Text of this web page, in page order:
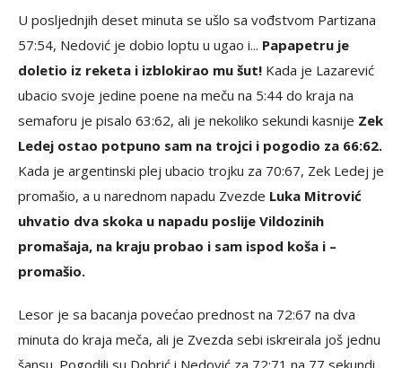
U posljednjih deset minuta se ušlo sa vođstvom Partizana
57:54, Nedović je dobio loptu u ugao i... Papapetru je
doletio iz reketa i izblokirao mu šut! Kada je Lazarević
ubacio svoje jedine poene na meču na 5:44 do kraja na
semaforu je pisalo 63:62, ali je nekoliko sekundi kasnije Zek
Ledej ostao potpuno sam na trojci i pogodio za 66:62.
Kada je argentinski plej ubacio trojku za 70:67, Zek Ledej je
promašio, a u narednom napadu Zvezde Luka Mitrović
uhvatio dva skoka u napadu poslije Vildozinih
promašaja, na kraju probao i sam ispod koša i –
promašio.
Lesor je sa bacanja povećao prednost na 72:67 na dva
minuta do kraja meča, ali je Zvezda sebi iskreirala još jednu
šansu. Pogodili su Dobrić i Nedović za 72:71 na 77 sekundi